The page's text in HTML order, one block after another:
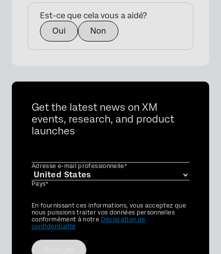
Est-ce que cela vous a aidé?
Oui
Non
Get the latest news on XM
events, research, and product
launches
Adresse e-mail professionnelle*
Pays*
Privacy
Optin
En fournissant ces informations, vous acceptez que
nous puissions traiter vos données personnelles
conformément à notre Déclaration de
confidentialité